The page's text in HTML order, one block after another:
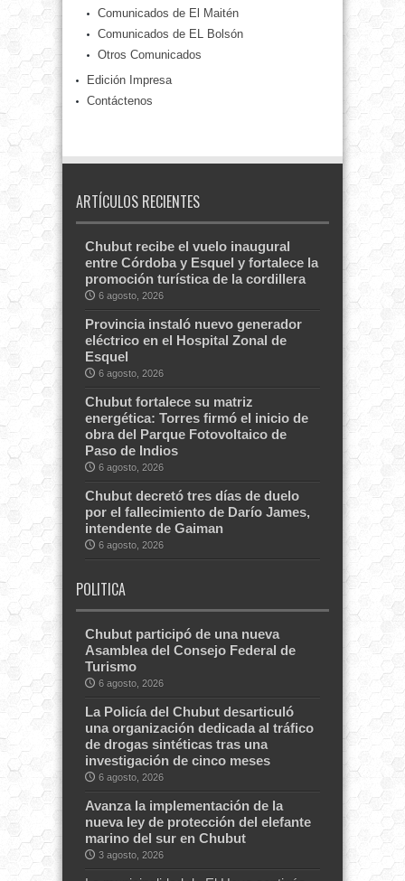
Comunicados de El Maitén
Comunicados de EL Bolsón
Otros Comunicados
Edición Impresa
Contáctenos
ARTÍCULOS RECIENTES
Chubut recibe el vuelo inaugural
entre Córdoba y Esquel y fortalece la
promoción turística de la cordillera
6 agosto, 2026
Provincia instaló nuevo generador
eléctrico en el Hospital Zonal de
Esquel
6 agosto, 2026
Chubut fortalece su matriz
energética: Torres firmó el inicio de
obra del Parque Fotovoltaico de
Paso de Indios
6 agosto, 2026
Chubut decretó tres días de duelo
por el fallecimiento de Darío James,
intendente de Gaiman
6 agosto, 2026
POLITICA
Chubut participó de una nueva
Asamblea del Consejo Federal de
Turismo
6 agosto, 2026
La Policía del Chubut desarticuló
una organización dedicada al tráfico
de drogas sintéticas tras una
investigación de cinco meses
6 agosto, 2026
Avanza la implementación de la
nueva ley de protección del elefante
marino del sur en Chubut
3 agosto, 2026